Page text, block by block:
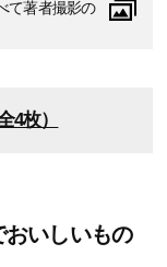
て著者撮影の
4枚）
おいしいもの